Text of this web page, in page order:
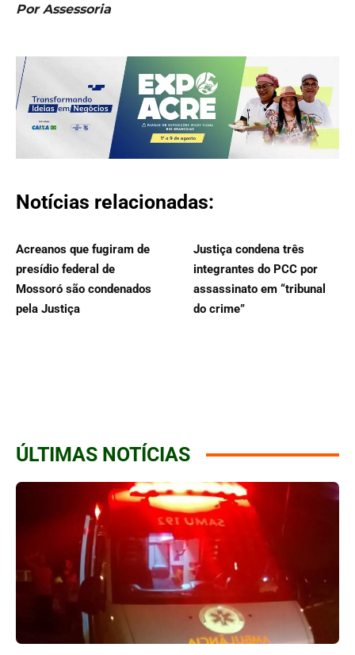
Por Assessoria
Notícias relacionadas:
Acreanos que fugiram de
presídio federal de
Mossoró são condenados
pela Justiça
Justiça condena três
integrantes do PCC por
assassinato em “tribunal
do crime”
ÚLTIMAS NOTÍCIAS